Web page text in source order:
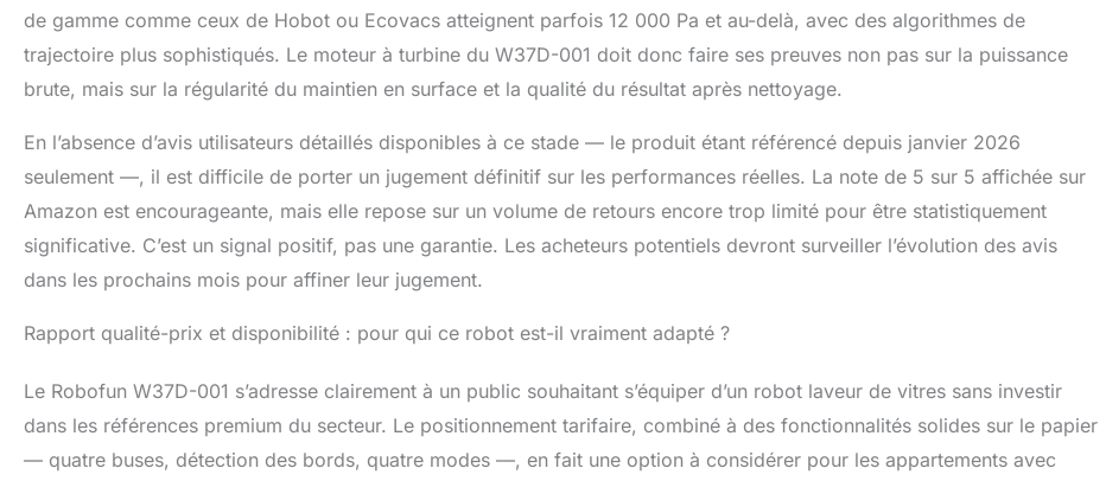
de gamme comme ceux de Hobot ou Ecovacs atteignent parfois 12 000 Pa et au-delà, avec des algorithmes de
trajectoire plus sophistiqués. Le moteur à turbine du W37D-001 doit donc faire ses preuves non pas sur la puissance
brute, mais sur la régularité du maintien en surface et la qualité du résultat après nettoyage.
En l’absence d’avis utilisateurs détaillés disponibles à ce stade — le produit étant référencé depuis janvier 2026
seulement —, il est difficile de porter un jugement définitif sur les performances réelles. La note de 5 sur 5 affichée sur
Amazon est encourageante, mais elle repose sur un volume de retours encore trop limité pour être statistiquement
significative. C’est un signal positif, pas une garantie. Les acheteurs potentiels devront surveiller l’évolution des avis
dans les prochains mois pour affiner leur jugement.
Rapport qualité-prix et disponibilité : pour qui ce robot est-il vraiment adapté ?
Le Robofun W37D-001 s’adresse clairement à un public souhaitant s’équiper d’un robot laveur de vitres sans investir
dans les références premium du secteur. Le positionnement tarifaire, combiné à des fonctionnalités solides sur le papier
— quatre buses, détection des bords, quatre modes —, en fait une option à considérer pour les appartements avec